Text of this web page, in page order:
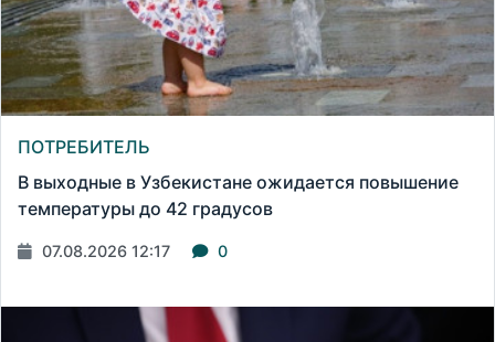
ПОТРЕБИТЕЛЬ
В выходные в Узбекистане ожидается повышение
температуры до 42 градусов
07.08.2026 12:17 0